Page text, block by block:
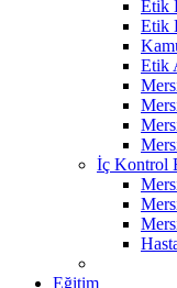
Etik
Etik
Etik
İç Kontrol
Eğitim